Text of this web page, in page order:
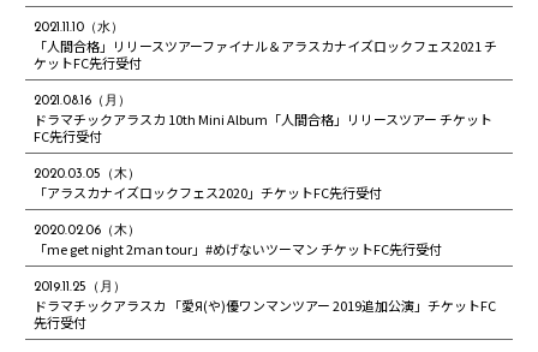
2021.11.10（水）
「人間合格」リリースツアーファイナル＆アラスカナイズロックフェス2021 チ
ケットFC先行受付
2021.08.16（月）
ドラマチックアラスカ 10th Mini Album「人間合格」リリースツアー チケット
FC先行受付
2020.03.05（木）
「アラスカナイズロックフェス2020」チケットFC先行受付
2020.02.06（木）
「me get night 2man tour」#めげないツーマン チケットFC先行受付
2019.11.25（月）
ドラマチックアラスカ 「愛Я(や)優ワンマンツアー 2019追加公演」チケットFC
先行受付